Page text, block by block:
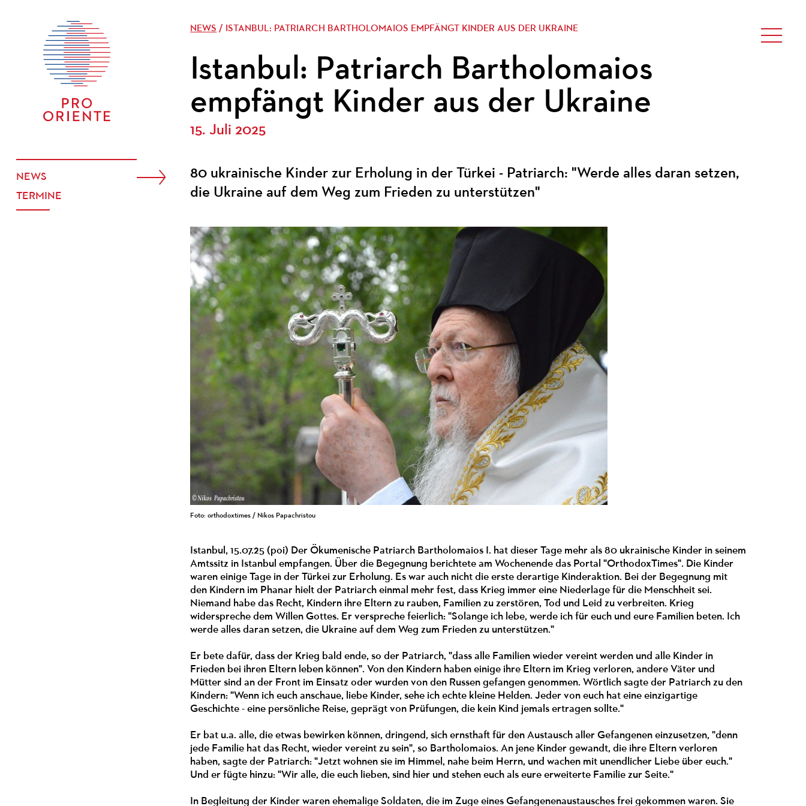
NEWS
TERMINE
NEWS / ISTANBUL: PATRIARCH BARTHOLOMAIOS EMPFÄNGT KINDER AUS DER UKRAINE
Istanbul: Patriarch Bartholomaios
empfängt Kinder aus der Ukraine
15. Juli 2025
80 ukrainische Kinder zur Erholung in der Türkei - Patriarch: "Werde alles daran setzen,
die Ukraine auf dem Weg zum Frieden zu unterstützen"
Foto: orthodoxtimes / Nikos Papachristou
Istanbul, 15.07.25 (poi) Der Ökumenische Patriarch Bartholomaios I. hat dieser Tage mehr als 80 ukrainische Kinder in seinem
Amtssitz in Istanbul empfangen. Über die Begegnung berichtete am Wochenende das Portal "OrthodoxTimes". Die Kinder
waren einige Tage in der Türkei zur Erholung. Es war auch nicht die erste derartige Kinderaktion. Bei der Begegnung mit
den Kindern im Phanar hielt der Patriarch einmal mehr fest, dass Krieg immer eine Niederlage für die Menschheit sei.
Niemand habe das Recht, Kindern ihre Eltern zu rauben, Familien zu zerstören, Tod und Leid zu verbreiten. Krieg
widerspreche dem Willen Gottes. Er verspreche feierlich: "Solange ich lebe, werde ich für euch und eure Familien beten. Ich
werde alles daran setzen, die Ukraine auf dem Weg zum Frieden zu unterstützen."
Er bete dafür, dass der Krieg bald ende, so der Patriarch, "dass alle Familien wieder vereint werden und alle Kinder in
Frieden bei ihren Eltern leben können". Von den Kindern haben einige ihre Eltern im Krieg verloren, andere Väter und
Mütter sind an der Front im Einsatz oder wurden von den Russen gefangen genommen. Wörtlich sagte der Patriarch zu den
Kindern: "Wenn ich euch anschaue, liebe Kinder, sehe ich echte kleine Helden. Jeder von euch hat eine einzigartige
Geschichte - eine persönliche Reise, geprägt von Prüfungen, die kein Kind jemals ertragen sollte."
Er bat u.a. alle, die etwas bewirken können, dringend, sich ernsthaft für den Austausch aller Gefangenen einzusetzen, "denn
jede Familie hat das Recht, wieder vereint zu sein", so Bartholomaios. An jene Kinder gewandt, die ihre Eltern verloren
haben, sagte der Patriarch: "Jetzt wohnen sie im Himmel, nahe beim Herrn, und wachen mit unendlicher Liebe über euch."
Und er fügte hinzu: "Wir alle, die euch lieben, sind hier und stehen euch als eure erweiterte Familie zur Seite."
In Begleitung der Kinder waren ehemalige Soldaten, die im Zuge eines Gefangenenaustausches frei gekommen waren. Sie